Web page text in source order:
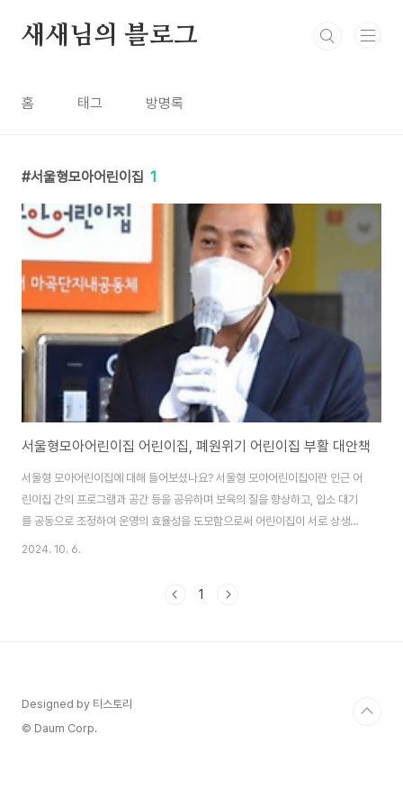
새새님의 블로그
홈 태그 방명록
서울형모아어린이집 1
서울형모아어린이집 어린이집, 폐원위기 어린이집 부활 대안책
서울형 모아어린이집에 대해 들어보셨나요? 서울형 모아어린이집이란 인근 어
린이집 간의 프로그램과 공간 등을 공유하며 보육의 질을 향상하고, 입소 대기
를 공동으로 조정하여 운영의 효율성을 도모함으로써 어린이집이 서로 상생하
고 양육자와 아동에게 도움이 되는 미래 지향적인 보육 모델입니다. 도보 이용
이들을 함께 키우는 시울시 대표 신보육모델이라고 하는데요, 어린이집 간 수
2024. 10. 6.
1
Designed by 티스토리
© Daum Corp.